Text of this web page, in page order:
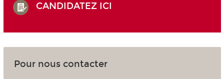
CANDIDATEZ ICI
Pour nous contacter